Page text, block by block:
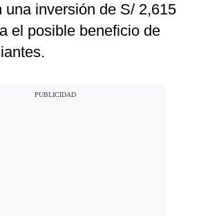
una inversión de S/ 2,615
el posible beneficio de